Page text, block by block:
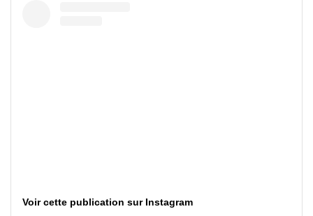
Voir cette publication sur Instagram